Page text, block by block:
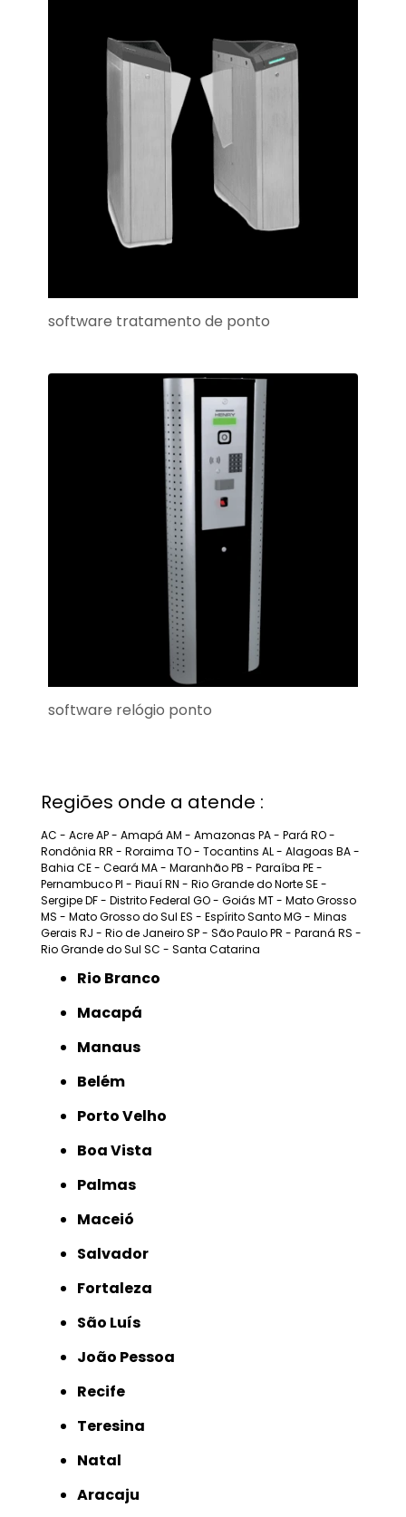
software tratamento de ponto
software relógio ponto
Regiões onde a atende :
AC - AcreAP - Amapá AM - Amazonas PA - Pará RO -
Rondônia RR - Roraima TO - Tocantins AL - Alagoas BA -
Bahia CE - Ceará MA - MaranhãoPB - Paraíba PE -
PernambucoPI - PiauíRN - Rio Grande do NorteSE -
SergipeDF - Distrito Federal GO - Goiás MT - Mato Grosso
MS - Mato Grosso do Sul ES - Espírito SantoMG - Minas
Gerais RJ - Rio de JaneiroSP - São PauloPR - Paraná RS -
Rio Grande do Sul SC - Santa Catarina
Rio Branco
Macapá
Manaus
Belém
Porto Velho
Boa Vista
Palmas
Maceió
Salvador
Fortaleza
São Luís
João Pessoa
Recife
Teresina
Natal
Aracaju